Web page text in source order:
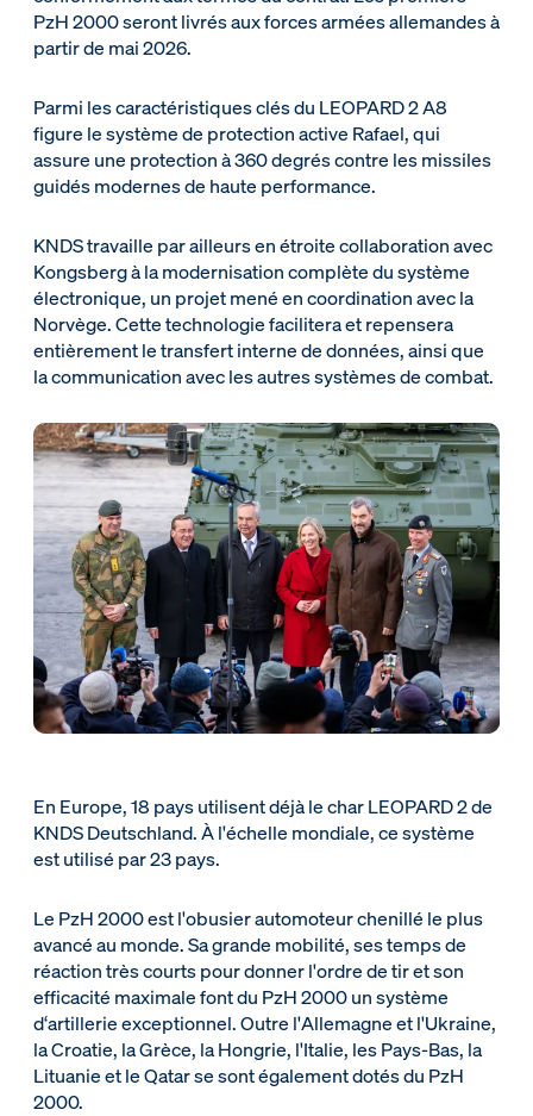
PzH 2000 seront livrés aux forces armées allemandes à
partir de mai 2026.
Parmi les caractéristiques clés du LEOPARD 2 A8
figure le système de protection active Rafael, qui
assure une protection à 360 degrés contre les missiles
guidés modernes de haute performance.
KNDS travaille par ailleurs en étroite collaboration avec
Kongsberg à la modernisation complète du système
électronique, un projet mené en coordination avec la
Norvège. Cette technologie facilitera et repensera
entièrement le transfert interne de données, ainsi que
la communication avec les autres systèmes de combat.
En Europe, 18 pays utilisent déjà le char LEOPARD 2 de
KNDS Deutschland. À l'échelle mondiale, ce système
est utilisé par 23 pays.
Le PzH 2000 est l'obusier automoteur chenillé le plus
avancé au monde. Sa grande mobilité, ses temps de
réaction très courts pour donner l'ordre de tir et son
efficacité maximale font du PzH 2000 un système
d‘artillerie exceptionnel. Outre l'Allemagne et l'Ukraine,
la Croatie, la Grèce, la Hongrie, l'Italie, les Pays-Bas, la
Lituanie et le Qatar se sont également dotés du PzH
2000.